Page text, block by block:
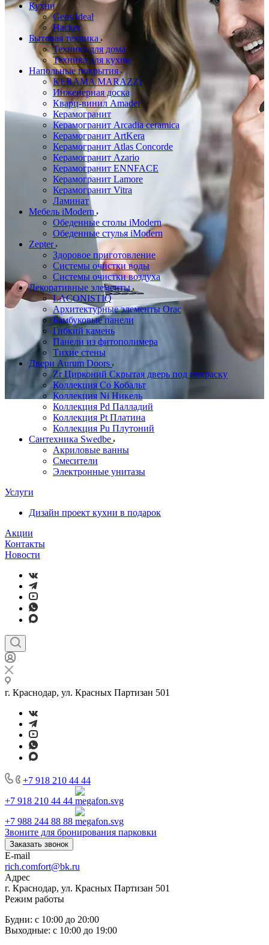
Кухни
Geos Ideal
Hacker
Бытовая техника
Техника для дома
Техника для кухни
Напольные покрытия
KERAMA MARAZZI
Инженерная доска
Кварц-винил Amadei
Керамогранит
Керамогранит Arcadia ceramica
Керамогранит ArtKera
Керамогранит Atlas Concorde
Керамогранит Azario
Керамогранит ENNFACE
Керамогранит Lamore
Керамогранит Vitra
Ламинат
Мебель iModern
Обеденные столы iModern
Обеденные стулья iModern
Zepter
Здоровое приготовление
Системы очистки воды
Системы очистки воздуха
Декоративные элементы
LACONISTIQ
Архитектурные элементы Orac
Бамбуковые панели
Гибкий камень
Панели из фитополимера
Тихие стены
Двери Aurum Doors
Zr Цирконий Скрытая дверь под покраску
Коллекция Co Кобальт
Коллекция Ni Никель
Коллекция Pd Палладий
Коллекция Pt Платина
Коллекция Pu Плутоний
Сантехника Swedbe
Акриловые ванны
Смесители
Электронные унитазы
Услуги
Дизайн проект кухни в подарок
Акции
Контакты
Новости
г. Краснодар, ул. Красных Партизан 501
+7 918 210 44 44
+7 918 210 44 44
+7 988 244 88 88
Звоните для бронирования парковки
Заказать звонок
E-mail
rich.comfort@bk.ru
Адрес
г. Краснодар, ул. Красных Партизан 501
Режим работы
Будни: с 10:00 до 20:00
Выходные: с 10:00 до 19:00